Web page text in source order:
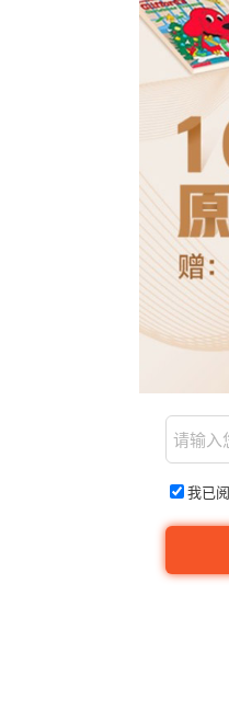
我已